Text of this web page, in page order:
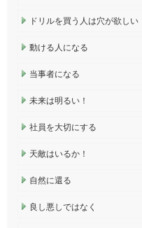
ドリルを買う人は穴が欲しい
動ける人になる
当事者になる
未来は明るい！
社員を大切にする
天敵はいるか！
自然に還る
良し悪しではなく